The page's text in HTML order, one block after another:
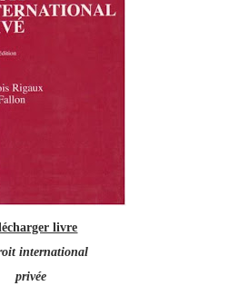
livre
international
privée